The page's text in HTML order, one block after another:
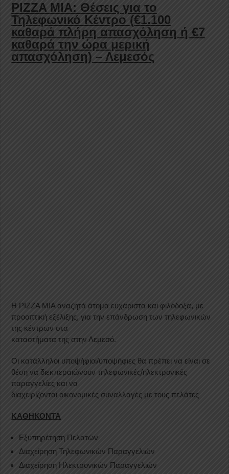
PIZZA MIA: Θέσεις για το
Τηλεφωνικό Κέντρο (€1.100
καθαρά πλήρη απασχόληση ή€7
καθαρά την ώρα μερική
απασχόληση) – Λεμεσός
H PIZZA MIA αναζητά άτομα ευχάριστα και φιλόδοξα, με
προοπτική εξέλιξης, για την επάνδρωση των τηλεφωνικών
της κέντρων στα
καταστήματα της στην Λεμεσό.
Οι κατάλληλοι υποψήφιοι/υποψήφιες θα πρέπει να είναι σε
θέση να διεκπεραιώνουν τηλεφωνικές/ηλεκτρονικές
παραγγελίες και να
διαχειρίζονται οικονομικές συναλλαγές με τους πελάτες
ΚΑΘΗΚΟΝΤΑ
Εξυπηρέτηση Πελατών
Διαχείρηση Τηλεφωνικών Παραγγελιών
Διαχείρηση Ηλεκτρονικών Παραγγελιών